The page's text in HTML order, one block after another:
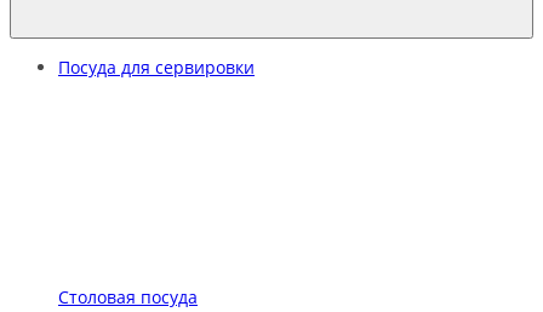
Посуда для сервировки
Столовая посуда